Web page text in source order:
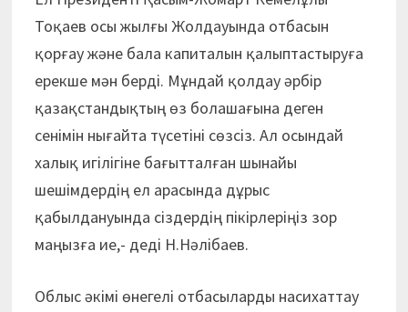
Тоқаев осы жылғы Жолдауында отбасын
қорғау және бала капиталын қалыптастыруға
ерекше мән берді. Мұндай қолдау әрбір
қазақстандықтың өз болашағына деген
сенімін нығайта түсетіні сөзсіз. Ал осындай
халық игілігіне бағытталған шынайы
шешімдердің ел арасында дұрыс
қабылдануында сіздердің пікірлеріңіз зор
маңызға ие,- деді Н.Нәлібаев.
Облыс әкімі өнегелі отбасыларды насихаттау